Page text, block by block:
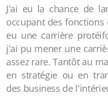
J'ai eu la chance de
occupant des fonctions
eu une carrière
j'ai pu mener une
assez rare. Tantôt au
en stratégie ou en
des business de